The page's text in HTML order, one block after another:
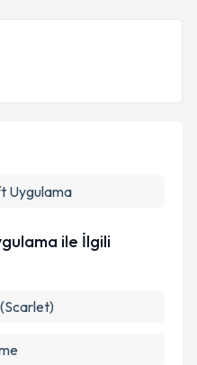
Uygulama
ile İlgili